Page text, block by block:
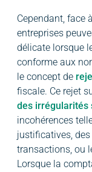
Cependant, face
entreprises
délicate lorsque
conforme aux
le concept de
fiscale. Ce rejet
des irrégularités
incohérences
justificatives, des
transactions, ou
Lorsque la